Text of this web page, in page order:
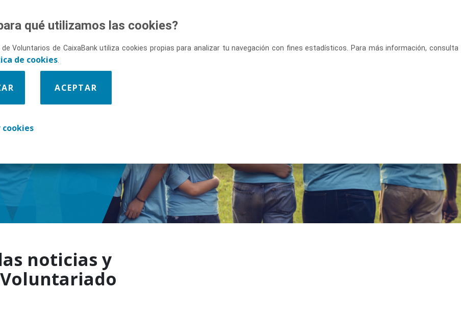
noticias y
qué utilizamos las cookies?
de Voluntarios de CaixaBank utiliza cookies propias para analizar tu navegación con fines estadísticos. Para más información, consulta
de cookies.
ACEPTAR